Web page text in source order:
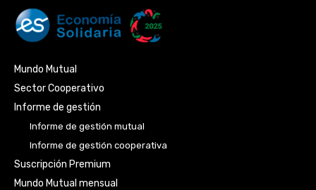
Mundo Mutual
Sector Cooperativo
Informe de gestión
Informe de gestión mutual
Informe de gestión cooperativa
Suscripción Premium
Mundo Mutual mensual